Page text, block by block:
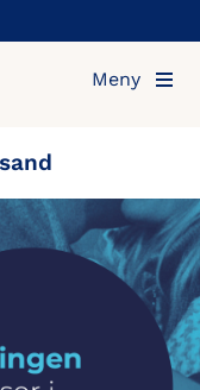
Meny